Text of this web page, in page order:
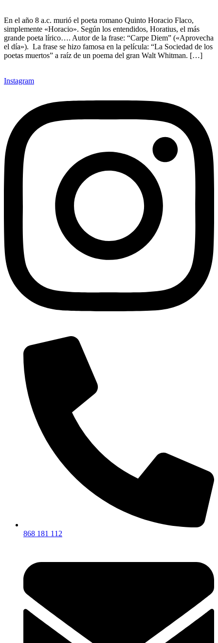
En el año 8 a.c. murió el poeta romano Quinto Horacio Flaco,
simplemente «Horacio». Según los entendidos, Horatius, el más
grande poeta lírico…. Autor de la frase: “Carpe Diem” («Aprovecha
el día»). La frase se hizo famosa en la película: “La Sociedad de los
poetas muertos” a raíz de un poema del gran Walt Whitman. […]
Instagram
868 181 112